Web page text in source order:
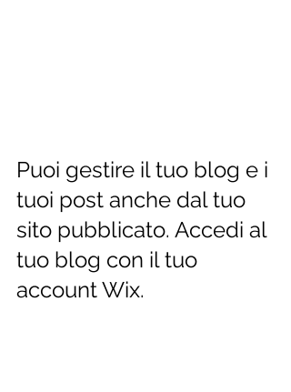
Puoi gestire il tuo blog e i
tuoi post anche dal tuo
sito pubblicato. Accedi al
tuo blog con il tuo
account Wix.